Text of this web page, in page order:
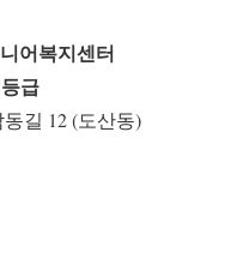
어복지센터
급
길 12 (도산동)